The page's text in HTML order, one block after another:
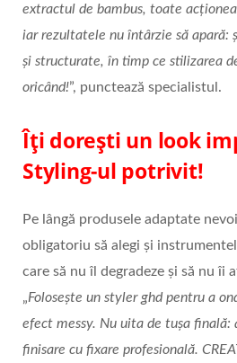
extractul de bambus, toate
iar rezultatele nu întârzie să apară:
și structurate, în timp ce stilizarea
oricând!”, punctează specialistul.
Îți dorești un look
Styling-ul potrivit!
Pe lângă produsele adaptate
obligatoriu să alegi și
care să nu îl degradeze și să nu îi
„Folosește un styler ghd pentru a
efect messy. Nu uita de tușa finală:
finisare cu fixare profesională.